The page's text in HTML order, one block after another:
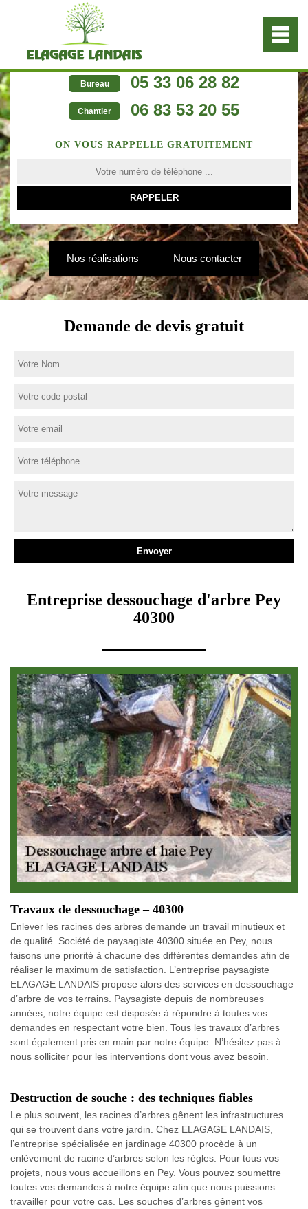
Bureau 05 33 06 28 82
Chantier 06 83 53 20 55
ON VOUS RAPPELLE GRATUITEMENT
Nos réalisations Nous contacter
Demande de devis gratuit
Entreprise dessouchage d'arbre Pey
40300
Travaux de dessouchage – 40300
Enlever les racines des arbres demande un travail minutieux et
de qualité. Société de paysagiste 40300 située en Pey, nous
faisons une priorité à chacune des différentes demandes afin de
réaliser le maximum de satisfaction. L’entreprise paysagiste
ELAGAGE LANDAIS propose alors des services en dessouchage
d’arbre de vos terrains. Paysagiste depuis de nombreuses
années, notre équipe est disposée à répondre à toutes vos
demandes en respectant votre bien. Tous les travaux d’arbres
sont également pris en main par notre équipe. N’hésitez pas à
nous solliciter pour les interventions dont vous avez besoin.
Destruction de souche : des techniques fiables
Le plus souvent, les racines d’arbres gênent les infrastructures
qui se trouvent dans votre jardin. Chez ELAGAGE LANDAIS,
l’entreprise spécialisée en jardinage 40300 procède à un
enlèvement de racine d’arbres selon les règles. Pour tous vos
projets, nous vous accueillons en Pey. Vous pouvez soumettre
toutes vos demandes à notre équipe afin que nous puissions
travailler pour votre cas. Les souches d’arbres gênent vos